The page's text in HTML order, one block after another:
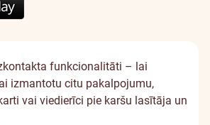
funkcionalitāti – lai
izmantotu citu pakalpojumu,
vai viedierīci pie karšu lasītāja un